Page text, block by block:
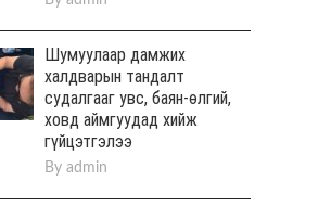
Шумуулаар дамжих
халдварын тандалт
судалгааг увс, баян-өлгий,
ховд аймгуудад хийж
гүйцэтгэлээ
By admin